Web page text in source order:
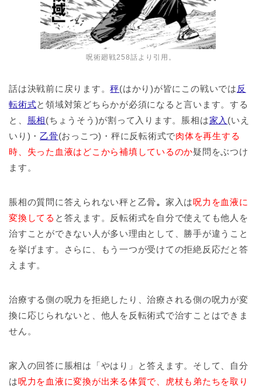
呪術廻戦258話より引用。
話は決戦前に戻ります。秤(はかり)が皆にこの戦いでは 反
転術式と領域対策どちらかが必須になると言います。する
と、 脹相(ちょうそう)が割って入ります。脹相は家入 (いえ
いり)・乙骨(おっこつ)・秤に反転術式で肉体を再生する
時、失った血液はどこから補填しているのか疑問をぶつけ
ます。
脹相の質問に答えられない秤と乙骨。 家入は呪力を血液に
変換してる と答えます。反転術式を自分で使えても他人を
治すことができない人が多い理由として、勝手が違うこと
を挙げます。さらに、もう一つが受けての拒絶反応だと答
えます。
治療する側の呪力を拒絶したり、治療される側の呪力が変
換に応じられないと、他人を反転術式で治すことはできま
せん。
家入の回答に脹相は「やはり」と答えます。そして、自分
は呪力を血液に変換が出来る体質で、虎杖も弟たちを取り